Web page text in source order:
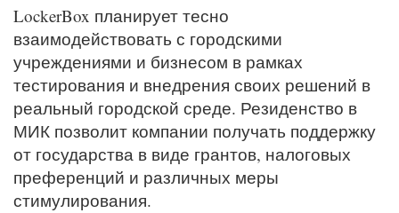
LockerBox планирует тесно
взаимодействовать с городскими
учреждениями и бизнесом в рамках
тестирования и внедрения своих решений в
реальный городской среде. Резиденство в
МИК позволит компании получать поддержку
от государства в виде грантов, налоговых
преференций и различных меры
стимулирования.